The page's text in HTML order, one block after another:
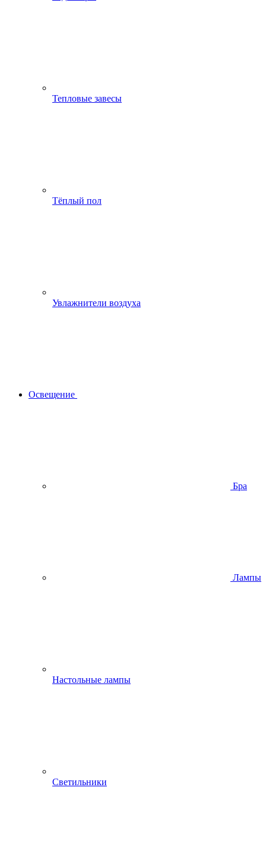
Тепловые завесы
Тёплый пол
Увлажнители воздуха
Освещение
Бра
Лампы
Настольные лампы
Светильники